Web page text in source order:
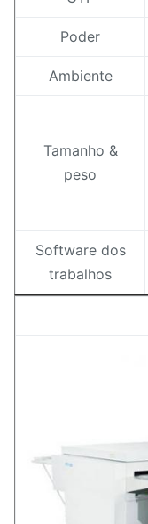
Poder
Ambiente
Tamanho &
peso
Software dos
trabalhos